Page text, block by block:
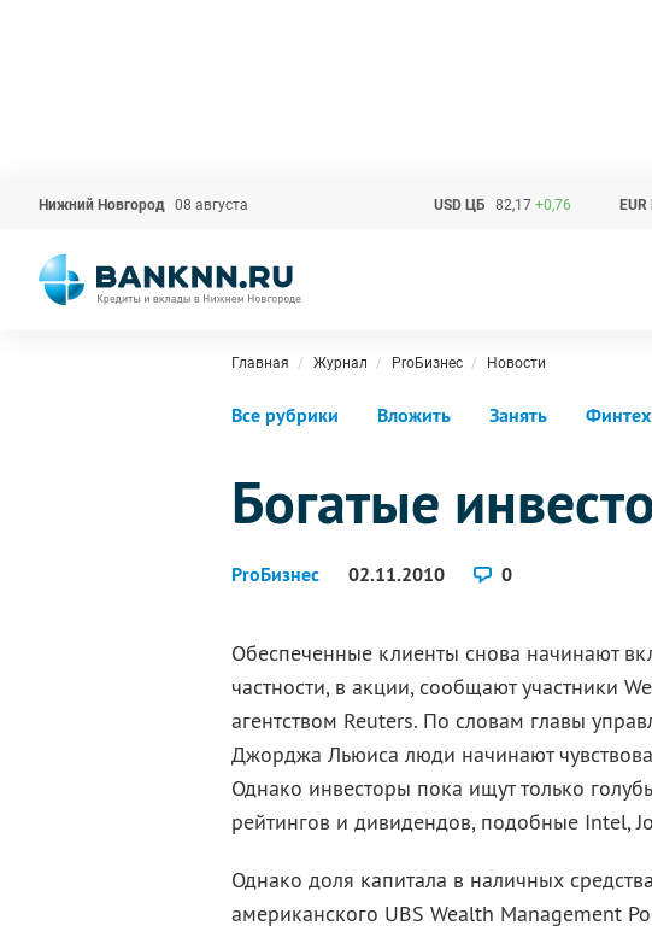
Нижний Новгород 08 августа USD ЦБ 82,17 +0,76
Главная Журнал ProБизнес Новости
Все рубрики Вложить Занять Финтех
Богатые
ProБизнес 02.11.2010 0
Обеспеченные клиенты снова начинают
частности, в акции, сообщают участники
агентством Reuters. По словам главы
Джорджа Льюиса люди начинают
Однако инвесторы пока ищут только
рейтингов и дивидендов, подобные Intel,
Однако доля капитала в наличных
американского UBS Wealth Management